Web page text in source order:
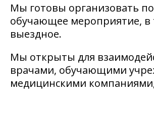
Мы готовы организовать
обучающее мероприятие, в
выездное.
Мы открыты для
врачами, обучающими
медицинскими